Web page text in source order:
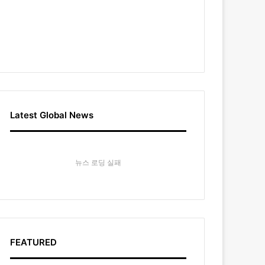
Latest Global News
뉴스 로딩 실패
FEATURED